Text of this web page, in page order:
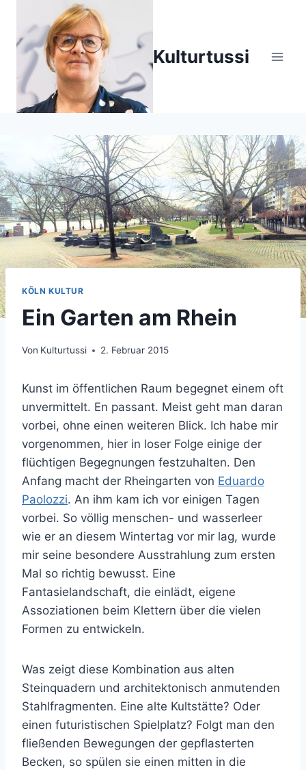
Inhalt
springen
Kulturtussi
KÖLN KULTUR
Ein Garten am Rhein
Von Kulturtussi 2. Februar 2015
Kunst im öffentlichen Raum begegnet einem oft
unvermittelt. En passant. Meist geht man daran
vorbei, ohne einen weiteren Blick. Ich habe mir
vorgenommen, hier in loser Folge einige der
flüchtigen Begegnungen festzuhalten. Den
Anfang macht der Rheingarten von Eduardo
Paolozzi. An ihm kam ich vor einigen Tagen
vorbei. So völlig menschen- und wasserleer
wie er an diesem Wintertag vor mir lag, wurde
mir seine besondere Ausstrahlung zum ersten
Mal so richtig bewusst. Eine
Fantasielandschaft, die einlädt, eigene
Assoziationen beim Klettern über die vielen
Formen zu entwickeln.
Was zeigt diese Kombination aus alten
Steinquadern und architektonisch anmutenden
Stahlfragmenten. Eine alte Kultstätte? Oder
einen futuristischen Spielplatz? Folgt man den
fließenden Bewegungen der gepflasterten
Becken, so spülen sie einen mitten in die